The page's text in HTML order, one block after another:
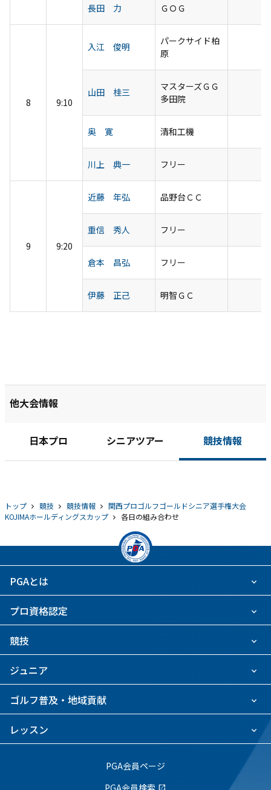
長田 力 ＧＯＧ
8 9:10
入江 俊明
パークサイド柏
原
山田 桂三
マスターズＧＧ
多田院
奥 寛 清和工機
川上 典一 フリー
9 9:20
近藤 年弘 品野台ＣＣ
重信 秀人 フリー
倉本 昌弘 フリー
伊藤 正己 明智ＧＣ
他大会情報
日本プロ シニアツアー 競技情報
トップ 競技 競技情報
関西プロゴルフゴールドシニア選手権大会
KOJIMAホールディングスカップ
各日の組み合わせ
PGAとは
プロ資格認定
競技
ジュニア
ゴルフ普及・地域貢献
レッスン
PGA会員ページ
PGA会員検索 open_in_new